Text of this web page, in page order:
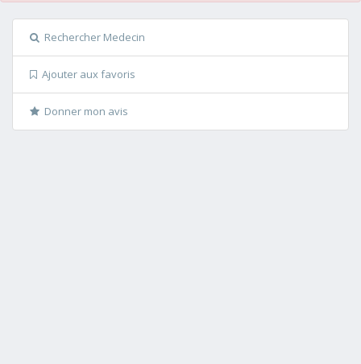
Rechercher Medecin
Ajouter aux favoris
Donner mon avis